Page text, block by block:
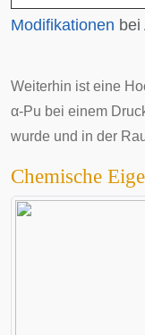
Modifikationen
Weiterhin ist eine
α-Pu bei einem
wurde und in der
Chemische